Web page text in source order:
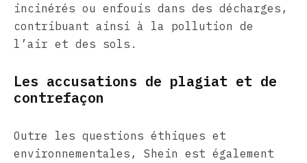
incinérés ou enfouis dans des décharges,
contribuant ainsi à la pollution de
l’air et des sols.
Les accusations de plagiat et de
contrefaçon
Outre les questions éthiques et
environnementales, Shein est également